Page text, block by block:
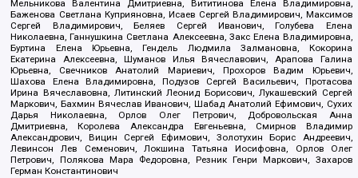
Мельникова Валентина Дмитриевна, Вититинова Елена Владимировна,
Баженова Светлана Куприяновна, Исаев Сергей Владимирович, Максимов
Сергей Владимирович, Беляев Сергей Иванович, Голубева Елена
Николаевна, Ганнушкина Светлана Алексеевна, Закс Елена Владимировна,
Буртина Елена Юрьевна, Гендель Людмила Залмановна, Кокорина
Екатерина Алексеевна, Шуманов Илья Вячеславович, Арапова Галина
Юрьевна, Свечников Анатолий Мариевич, Прохоров Вадим Юрьевич,
Шахова Елена Владимировна, Подузов Сергей Васильевич, Протасова
Ирина Вячеславовна, Литинский Леонид Борисович, Лукашевский Сергей
Маркович, Бахмин Вячеслав Иванович, Шабад Анатолий Ефимович, Сухих
Дарья Николаевна, Орлов Олег Петрович, Добровольская Анна
Дмитриевна, Королева Александра Евгеньевна, Смирнов Владимир
Александрович, Вицин Сергей Ефимович, Золотухин Борис Андреевич,
Левинсон Лев Семенович, Локшина Татьяна Иосифовна, Орлов Олег
Петрович, Полякова Мара Федоровна, Резник Генри Маркович, Захаров
Герман Константинович